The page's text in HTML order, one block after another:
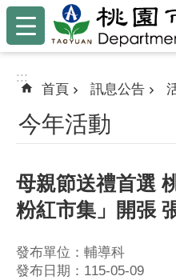
跳到主要內容區塊
:::
:::
首頁 訊息公告
今年活動
母親節送禮首選
粉紅市集」開張
發布單位：輔導科
發布日期：115-05-09